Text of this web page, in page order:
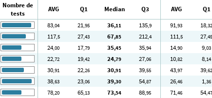
Nombre de
tests
AVG Q1 Median Q3 AVG Q1
83,04 21,95 36,11 135,9 91,93 18,32
117,5 27,43 67,85 212,4 111,5 27,45
24,00 17,79 35,45 35,94 14,90 9,03
22,72 19,42 24,79 27,06 10,82 8,14
30,91 22,26 30,91 39,55 43,97 39,62
38,63 23,06 39,30 54,87 26,46 1,36
78,20 65,13 73,54 88,95 71,46 54,47